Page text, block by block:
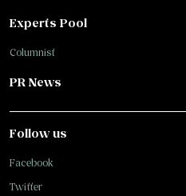
Experts Pool
Columnist
PR News
Follow us
Facebook
Twitter